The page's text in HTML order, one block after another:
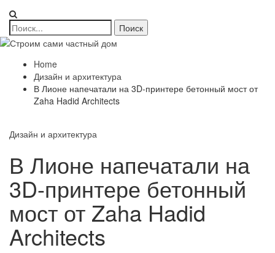
Home
Дизайн и архитектура
В Лионе напечатали на 3D-принтере бетонный мост от
Zaha Hadid Architects
Дизайн и архитектура
В Лионе напечатали на
3D-принтере бетонный
мост от Zaha Hadid
Architects